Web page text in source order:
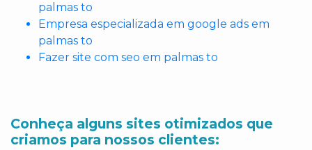
palmas to
Empresa especializada em google ads em
palmas to
Fazer site com seo em palmas to
Conheça alguns sites otimizados que
criamos para nossos clientes: